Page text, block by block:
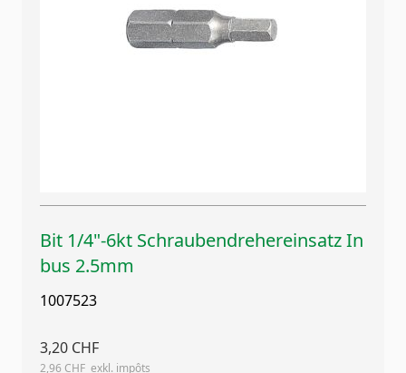
Bit 1/4"-6kt Schraubendrehereinsatz In
bus 2.5mm
1007523
3,20 CHF
2,96 CHF